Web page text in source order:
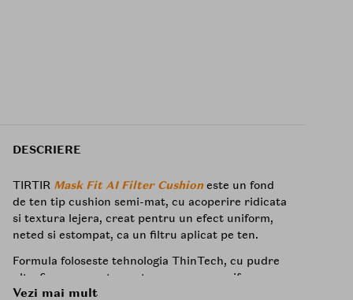
DESCRIERE
TIRTIR Mask Fit AI Filter Cushioneste un fond
de ten tip cushion semi-mat, cu acoperire ridicata
si textura lejera, creat pentru un efect uniform,
neted si estompat, ca un filtru aplicat pe ten.
Formula foloseste tehnologia ThinTech, cu pudre
ultrafine procesate pentru a se aseza uniform pe
piele, ajutand la estomparea porilor, a texturii
Vezi mai mult